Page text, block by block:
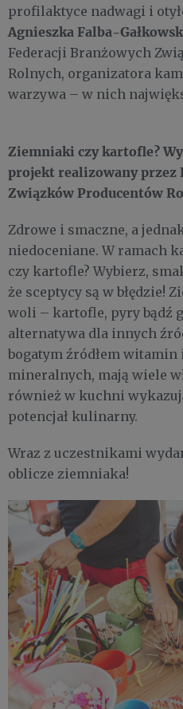
profilaktyce nadwagi i
Agnieszka Falba-
Federacji Branżowych
Rolnych, organizatora
warzywa – w nich
Ziemniaki czy kartofle?
projekt realizowany przez
Związków Producentów
Zdrowe i smaczne, a
niedoceniane. W ramach
czy kartofle? Wybierz,
że sceptycy są w błędzie!
woli – kartofle, pyry bądź
alternatywa dla innych
bogatym źródłem witamin
mineralnych, mają wiele
również w kuchni
potencjał kulinarny.
Wraz z uczestnikami
oblicze ziemniaka!